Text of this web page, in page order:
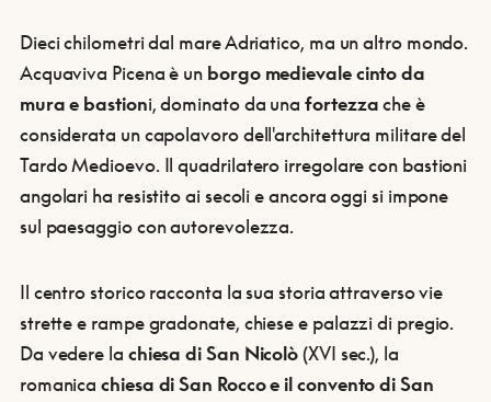
Dieci chilometri dal mare Adriatico, ma un altro mondo.
Acquaviva Picena è un borgo medievale cinto da
mura e bastioni, dominato da unafortezzache è
considerata un capolavoro dell'architettura militare del
Tardo Medioevo. Il quadrilatero irregolare con bastioni
angolari ha resistito ai secoli e ancora oggi si impone
sul paesaggio con autorevolezza.
Il centro storico racconta la sua storia attraverso vie
strette e rampe gradonate, chiese e palazzi di pregio.
Da vedere la chiesa di San Nicolò(XVI sec.), la
romanicachiesa di San Rocco e il convento di San